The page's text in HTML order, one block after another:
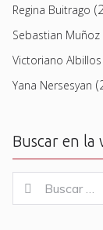
Regina Buitrago
Sebastian Muñoz
Victoriano Albillos
Yana Nersesyan
Buscar en la
for:
Buscar